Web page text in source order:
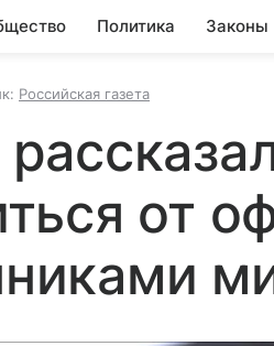
Политика Законы
Российская газета
от